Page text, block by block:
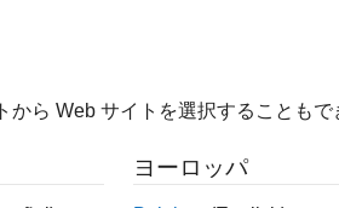
人材ネットワーク に登録して
一部の求人情報は翻訳されて
から Web サイトを選択することもで
ヨーロッパ